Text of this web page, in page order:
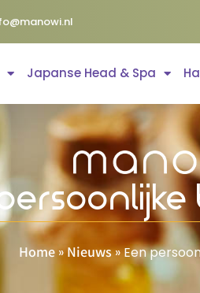
Japanse Head & Spa
Home »Nieuws»Een